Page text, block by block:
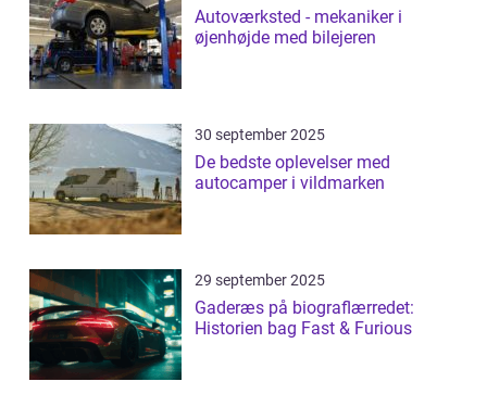
Autoværksted - mekaniker i
øjenhøjde med bilejeren
30 september 2025
De bedste oplevelser med
autocamper i vildmarken
29 september 2025
Gaderæs på biograflærredet:
Historien bag Fast & Furious